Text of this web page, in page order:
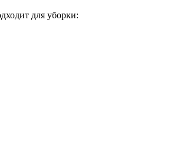
для уборки: